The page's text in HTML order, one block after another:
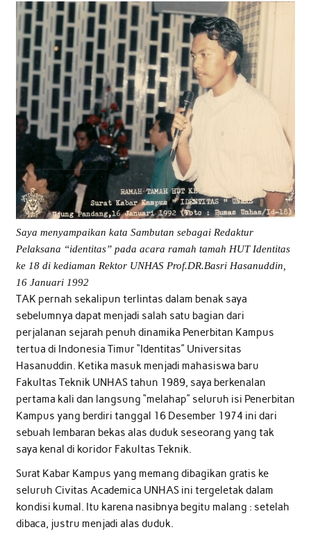
Saya menyampaikan kata Sambutan sebagai Redaktur
Pelaksana “identitas” pada acara ramah tamah HUT Identitas
ke 18 di kediaman Rektor UNHAS Prof.DR.Basri Hasanuddin,
16 Januari 1992
TAK pernah sekalipun terlintas dalam benak saya
sebelumnya dapat menjadi salah satu bagian dari
perjalanan sejarah penuh dinamika Penerbitan Kampus
tertua di Indonesia Timur “Identitas” Universitas
Hasanuddin. Ketika masuk menjadi mahasiswa baru
Fakultas Teknik UNHAS tahun 1989, saya berkenalan
pertama kali dan langsung “melahap” seluruh isi Penerbitan
Kampus yang berdiri tanggal 16 Desember 1974 ini dari
sebuah lembaran bekas alas duduk seseorang yang tak
saya kenal di koridor Fakultas Teknik.
Surat Kabar Kampus yang memang dibagikan gratis ke
seluruh Civitas Academica UNHAS ini tergeletak dalam
kondisi kumal. Itu karena nasibnya begitu malang : setelah
dibaca, justru menjadi alas duduk.